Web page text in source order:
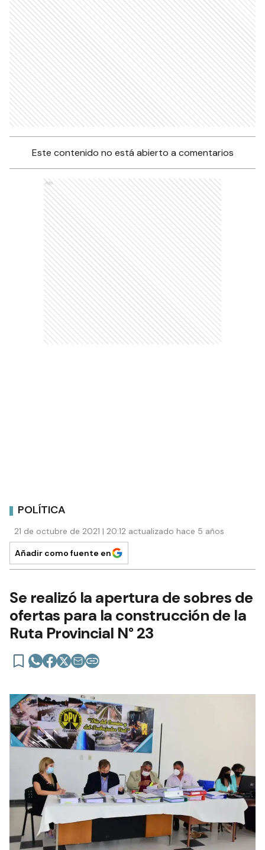
Este contenido no está abierto a comentarios
Ads
POLÍTICA
21 de octubre de 2021 | 20:12 actualizado hace 5 años
Añadir como fuente en
Se realizó la apertura de sobres de
ofertas para la construcción de la
Ruta Provincial N° 23